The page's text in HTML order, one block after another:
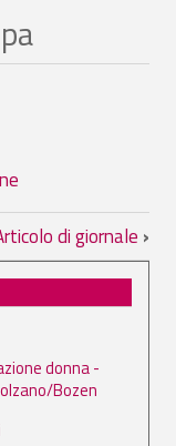
di giornale ›
donna -
Bozen